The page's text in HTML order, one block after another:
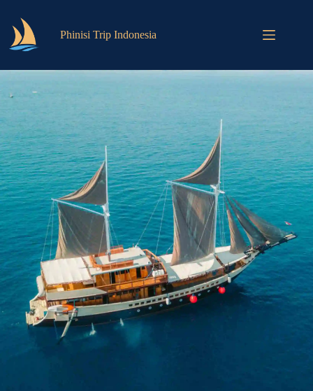
Phinisi Trip Indonesia